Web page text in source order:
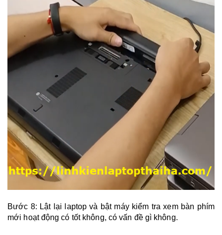
Bước 8: Lật lại laptop và bật máy kiểm tra xem bàn phím
mới hoạt động có tốt không, có vấn đề gì không.